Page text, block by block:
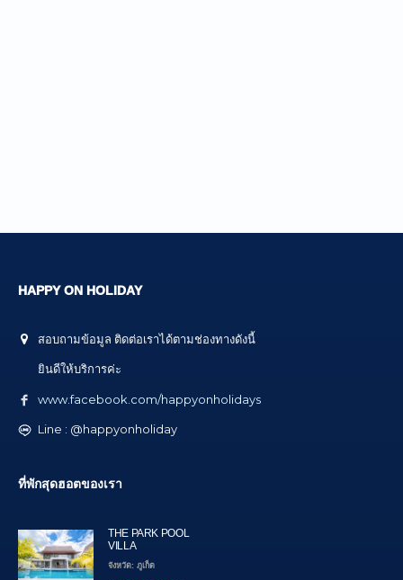
HAPPY ON HOLIDAY
สอบถามข้อมูล ติดต่อเราได้ตามช่องทางดังนี้
ยินดีให้บริการค่ะ
www.facebook.com/happyonholidays
Line : @happyonholiday
ที่พักสุดฮอตของเรา
THE PARK POOL
VILLA
จังหวัด: ภูเก็ต